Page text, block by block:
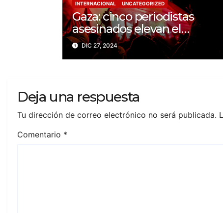
INTERNACIONAL UNCATEGORIZED
Gaza: cinco periodistas
asesinados elevan el
balance a 200 trabajadores
de la prensa muertos en
DIC 27, 2024
Deja una respuesta
Tu dirección de correo electrónico no será publicada.
Comentario *